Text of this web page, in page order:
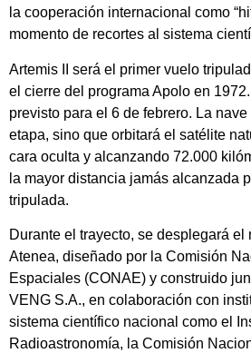
la cooperación internacional como
momento de recortes al sistema
Artemis II será el primer vuelo
el cierre del programa Apolo en
previsto para el 6 de febrero. La
etapa, sino que orbitará el satélite
cara oculta y alcanzando 72.000
la mayor distancia jamás alcanzada
tripulada.
Durante el trayecto, se desplegará
Atenea, diseñado por la Comisión
Espaciales (CONAE) y construido
VENG S.A., en colaboración con
sistema científico nacional como el
Radioastronomía, la Comisión